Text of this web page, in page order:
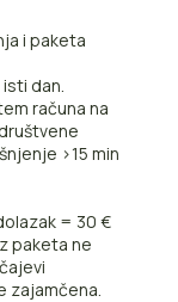
i paketa
dan.
računa na
>15 min
= 30 €
paketa ne
zajamčena.